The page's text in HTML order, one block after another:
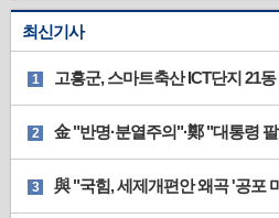
19 감염 예방을 위
착형 홍보를 강화
채(TV, 케이블방송)
말기) 등 다중이용...
최신기사
1 고흥군, 스마트축산 ICT단지 21
2 金 "반명·분열주의"·鄭 "대통령
3 與 "국힘, 세제개편안 왜곡 '공포